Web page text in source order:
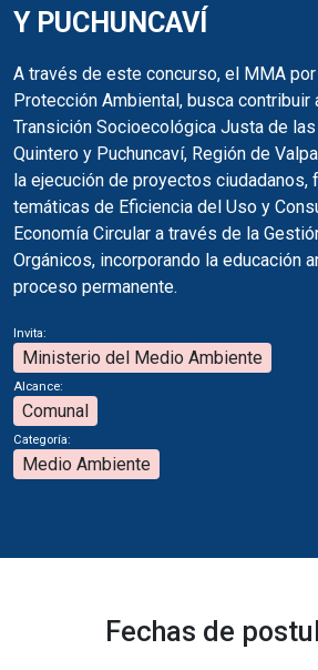
Y PUCHUNCAVÍ
A través de este concurso, el MMA
Protección Ambiental, busca contribuir
Transición Socioecológica Justa de
Quintero y Puchuncaví, Región de
la ejecución de proyectos ciudadanos,
temáticas de Eficiencia del Uso y
Economía Circular a través de la
Orgánicos, incorporando la educación
proceso permanente.
Invita:
Ministerio del Medio Ambiente
Alcance:
Comunal
Categoría:
Medio Ambiente
Fechas de